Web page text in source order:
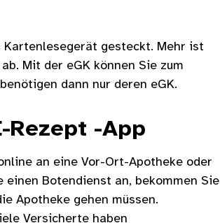
gesteckt. Mehr ist
Mit der eGK können Sie zum
dann nur deren eGK.
Rezept -App
an eine Vor-Ort-Apotheke oder
Botendienst an, bekommen Sie
Apotheke gehen müssen.
Versicherte haben